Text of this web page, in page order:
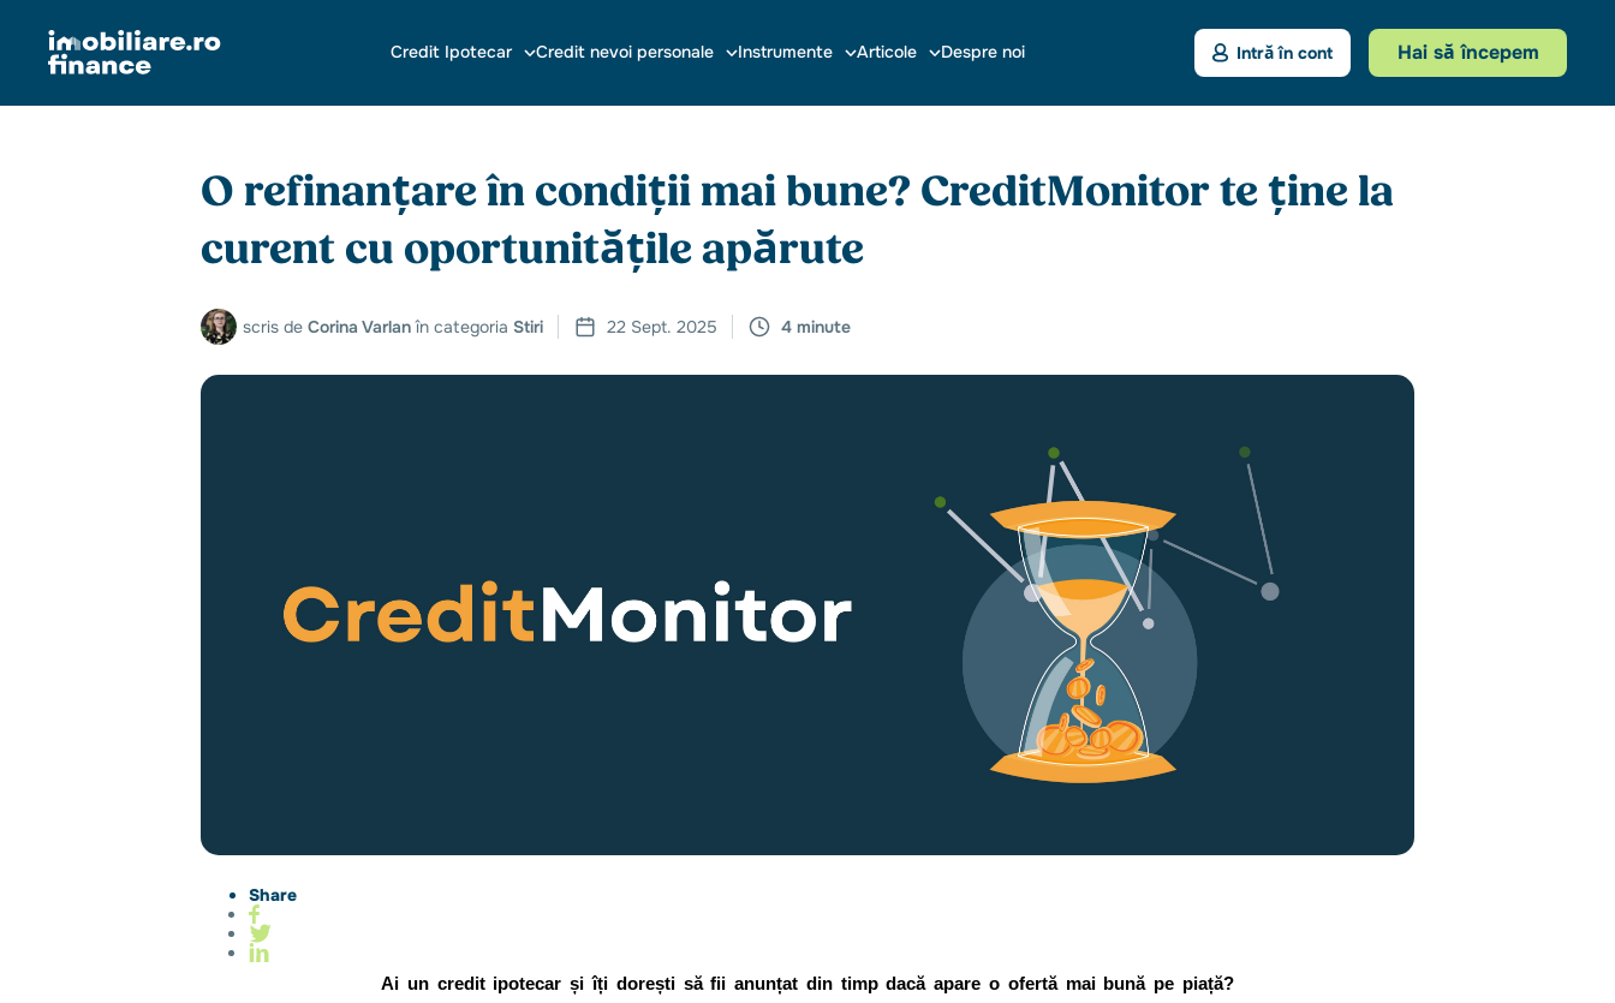
Credit Ipotecar Credit nevoi personale Instrumente Articole Despre noi Intră în cont Hai să începem
O refinanțare în condiții mai bune? CreditMonitor te ține la
curent cu oportunitățile apărute
scris de Corina Varlanîn categoria Stiri 22 Sept. 2025 4 minute
Share
Ai un credit ipotecar și îți dorești să fii anunțat din timp dacă apare o ofertă mai bună pe piață?